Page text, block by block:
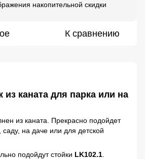
накопительной скидки
К сравнению
из каната для парка или на
из каната. Прекрасно подойдет
на даче или для детской
подойдут стойки LK102.1